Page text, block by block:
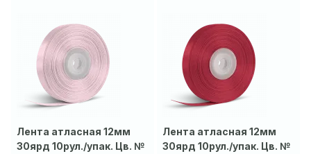
Лента атласная 12мм
30ярд 10рул./упак. Цв. №
Лента атласная 12мм
30ярд 10рул./упак. Цв. №